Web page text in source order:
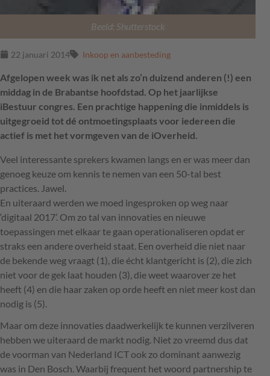
Beeld: Shutterstock
22 januari 2014 Inkoop en aanbesteding
Afgelopen week was ik net als zo’n duizend anderen (!) een
middag in de Brabantse hoofdstad. Op het jaarlijkse
iBestuur congres. Een prachtige happening die inmiddels is
uitgegroeid tot dé ontmoetingsplaats voor iedereen die
actief is met het vormgeven van de iOverheid.
Veel interessante sprekers kwamen langs en er was meer dan
genoeg keuze om kennis te nemen van een 50-tal best
practices. Jawel.
En uiteraard werden we moed ingesproken op weg naar
‘digitaal 2017’. Om zo tal van innovaties en nieuwe
toepassingen met elkaar te gaan operationaliseren opdat er
straks een andere overheid staat. Een overheid die niet naar
de bekende weg vraagt (1), die écht klantgericht is (2), die zich
niet voor de gek laat houden (3), die weet waarover ze het
heeft (4) en die haar zaken op orde heeft en niet meer kost dan
nodig is (5).
Maar om deze innovaties daadwerkelijk te kunnen verzilveren
hebben we uiteraard de markt nodig. Niet zo vreemd dus dat
de voorman van Nederland ICT ook zo dominant aanwezig
was in Den Bosch. Waarbij frequent het woord partnership te